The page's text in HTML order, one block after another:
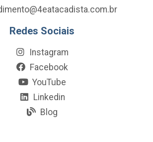
Redes Sociais
Instagram
Facebook
YouTube
Linkedin
Blog